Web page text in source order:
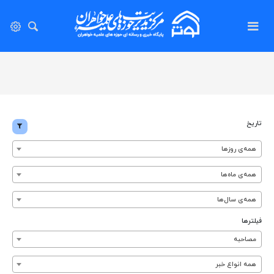
تاریخ
همه‌ی روزها
همه‌ی ماه‌ها
همه‌ی سال‌ها
فیلترها
مصاحبه
همه انواع خبر